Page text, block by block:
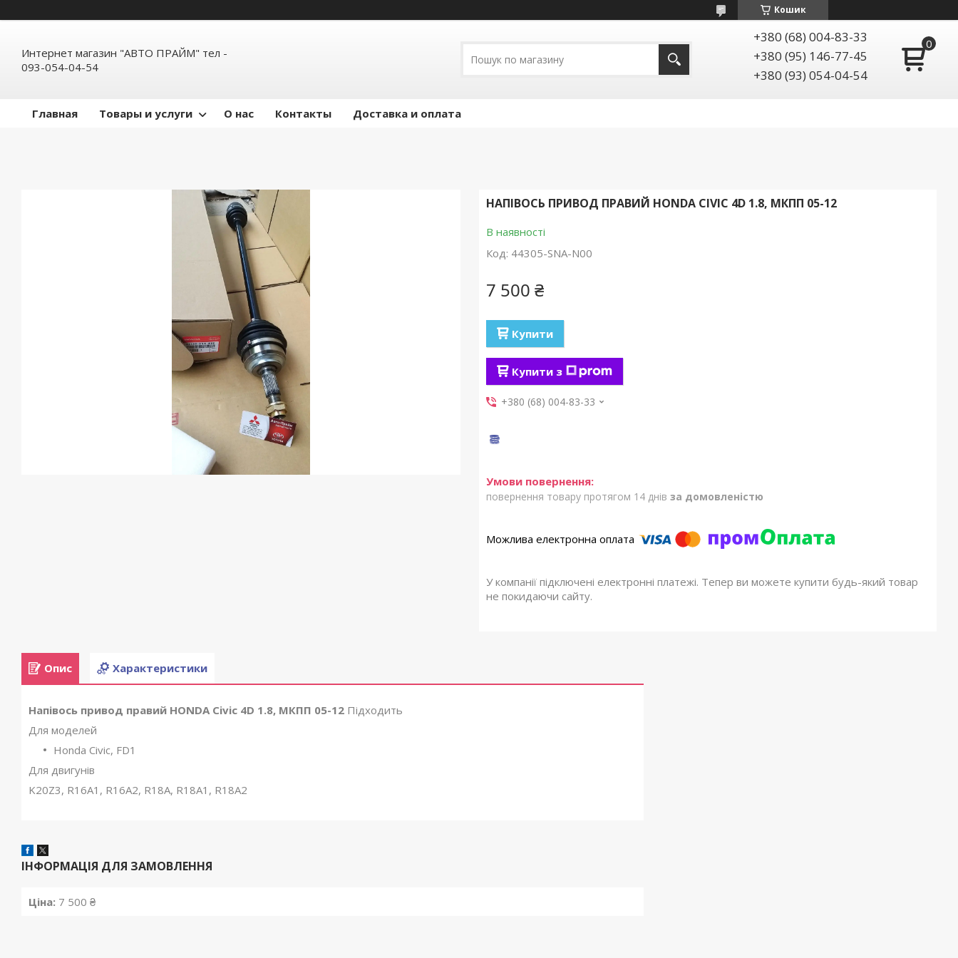
Кошик
Интернет магазин "АВТО ПРАЙМ" тел -
093-054-04-54
+380 (68) 004-83-33
+380 (95) 146-77-45
+380 (93) 054-04-54
Главная Товары и услуги О нас Контакты Доставка и оплата
НАПІВОСЬ ПРИВОД ПРАВИЙ HONDA CIVIC 4D 1.8, МКПП 05-12
В наявності
Код: 44305-SNA-N00
7 500 ₴
Купити
Купити з
+380 (68) 004-83-33
повернення товару протягом 14 днів за домовленістю
У компанії підключені електронні платежі. Тепер ви можете купити будь-який товар
не покидаючи сайту.
Опис Характеристики
Напівось привод правий HONDA Civic 4D 1.8, МКПП 05-12 Підходить
Для моделей
Honda Civic, FD1
Для двигунів
K20Z3, R16A1, R16A2, R18A, R18A1, R18A2
ІНФОРМАЦІЯ ДЛЯ ЗАМОВЛЕННЯ
Ціна: 7 500 ₴